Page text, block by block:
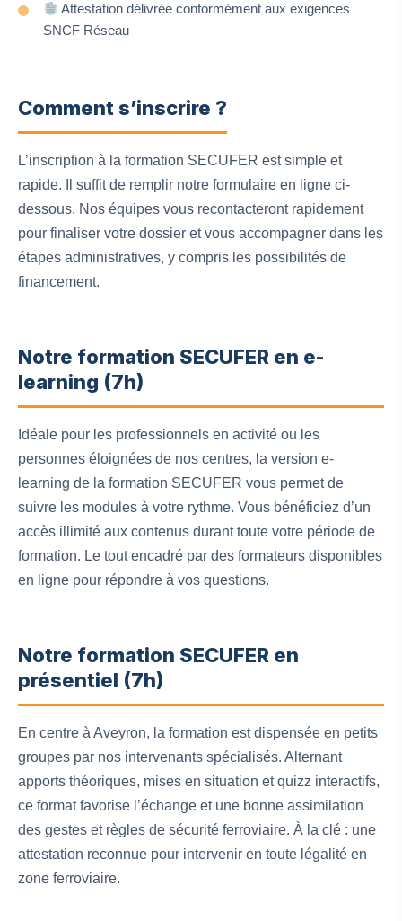
Attestation délivrée conformément aux exigences
SNCF Réseau
Comment s’inscrire ?
L’inscription à la formation SECUFER est simple et
rapide. Il suffit de remplir notre formulaire en ligne ci-
dessous. Nos équipes vous recontacteront rapidement
pour finaliser votre dossier et vous accompagner dans les
étapes administratives, y compris les possibilités de
financement.
Notre formation SECUFER en e-
learning (7h)
Idéale pour les professionnels en activité ou les
personnes éloignées de nos centres, la version e-
learning de la formation SECUFER vous permet de
suivre les modules à votre rythme. Vous bénéficiez d’un
accès illimité aux contenus durant toute votre période de
formation. Le tout encadré par des formateurs disponibles
en ligne pour répondre à vos questions.
Notre formation SECUFER en
présentiel (7h)
En centre à Aveyron, la formation est dispensée en petits
groupes par nos intervenants spécialisés. Alternant
apports théoriques, mises en situation et quizz interactifs,
ce format favorise l’échange et une bonne assimilation
des gestes et règles de sécurité ferroviaire. À la clé : une
attestation reconnue pour intervenir en toute légalité en
zone ferroviaire.